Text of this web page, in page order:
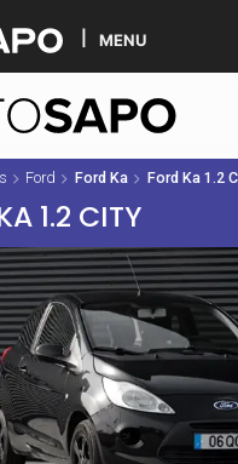
MENU
Ford Ford Ka Ford Ka 1.2
1.2 CITY